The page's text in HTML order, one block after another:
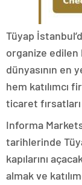
Tüyap
organize edilen
dünyasının en
hem katılımcı
ticaret fırsatları
Informa
tarihlerinde
kapılarını
almak ve